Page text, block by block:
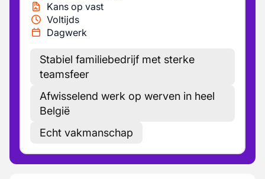
Kans op vast
Voltijds
Dagwerk
Stabiel familiebedrijf met sterke
teamsfeer
Afwisselend werk op werven in heel
België
Echt vakmanschap